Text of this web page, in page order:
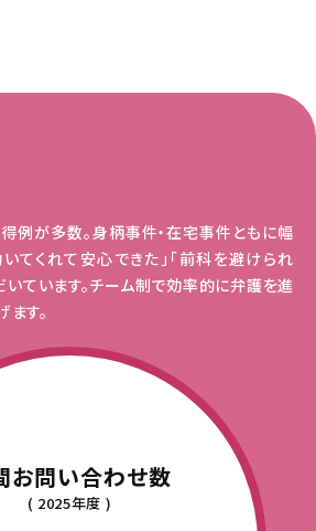
例が多数。身柄事件・在宅事件ともに幅
いてくれて安心できた」「前科を避けられ
いています。チーム制で効率的に弁護を進
す。
お問い合わせ数
( 2025年度 )